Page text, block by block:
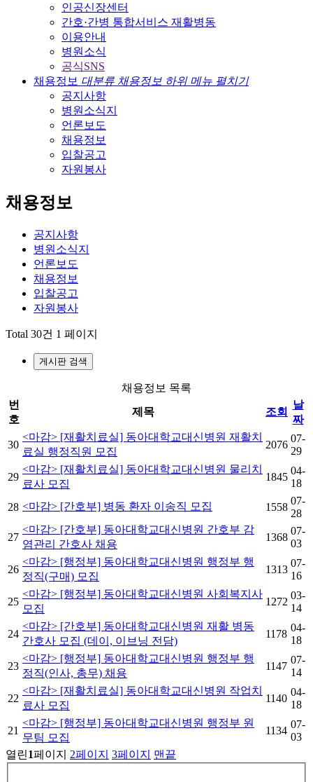
인공신장센터
간호·간병 통합서비스 재활병동
이용안내
병원소식
공식SNS
채용정보 대분류 채용정보 하위 메뉴 펼치기
공지사항
병원소식지
언론보도
채용정보
입찰공고
자원봉사
채용정보
공지사항
병원소식지
언론보도
채용정보
입찰공고
자원봉사
Total 30건 1 페이지
게시판 검색
채용정보 목록
번
호
제목 조회
날
짜
30
<마감> [재활치료실] 동아대학교대신병원 재활치
료실 행정직원 모집
2076
07-
29
29
<마감> [재활치료실] 동아대학교대신병원 물리치
료사 모집
1845
04-
18
28 <마감> [간호부] 병동 환자 이송직 모집 1558
07-
28
27
<마감> [간호부] 동아대학교대신병원 간호부 감
염관리 간호사 채용
1368
07-
03
26
<마감> [행정부] 동아대학교대신병원 행정부 행
정직(구매) 모집
1313
07-
16
25
<마감> [행정부] 동아대학교대신병원 사회복지사
모집
1272
03-
14
24
<마감> [간호부] 동아대학교대신병원 재활 병동
간호사 모집 (데이, 이브닝 전담)
1178
04-
18
23
<마감> [행정부] 동아대학교대신병원 행정부 행
정직(인사, 총무) 채용
1147
07-
14
22
<마감> [재활치료실] 동아대학교대신병원 작업치
료사 모집
1140
04-
18
21
<마감> [행정부] 동아대학교대신병원 행정부 원
무팀 모집
1134
07-
03
열린1페이지 2페이지 3페이지 맨끝